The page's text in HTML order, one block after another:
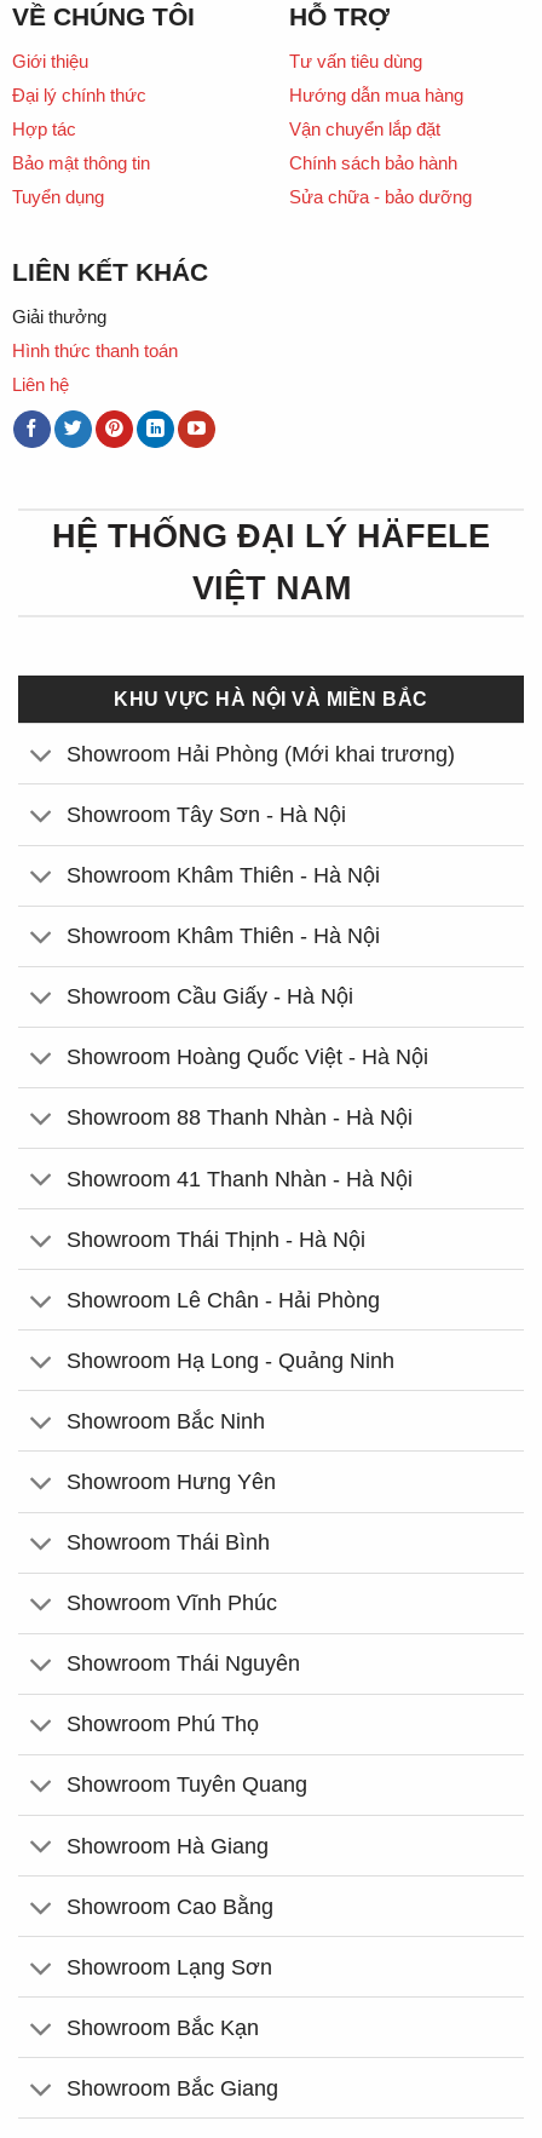
VỀ CHÚNG TÔI
Giới thiệu
Đại lý chính thức
Hợp tác
Bảo mật thông tin
Tuyển dụng
HỖ TRỢ
Tư vấn tiêu dùng
Hướng dẫn mua hàng
Vận chuyển lắp đặt
Chính sách bảo hành
Sửa chữa - bảo dưỡng
LIÊN KẾT KHÁC
Giải thưởng
Hình thức thanh toán
Liên hệ
HỆ THỐNG ĐẠI LÝ HÄFELE
VIỆT NAM
KHU VỰC HÀ NỘI VÀ MIỀN BẮC
Showroom Hải Phòng (Mới khai trương)
Showroom Tây Sơn - Hà Nội
Showroom Khâm Thiên - Hà Nội
Showroom Khâm Thiên - Hà Nội
Showroom Cầu Giấy - Hà Nội
Showroom Hoàng Quốc Việt - Hà Nội
Showroom 88 Thanh Nhàn - Hà Nội
Showroom 41 Thanh Nhàn - Hà Nội
Showroom Thái Thịnh - Hà Nội
Showroom Lê Chân - Hải Phòng
Showroom Hạ Long - Quảng Ninh
Showroom Bắc Ninh
Showroom Hưng Yên
Showroom Thái Bình
Showroom Vĩnh Phúc
Showroom Thái Nguyên
Showroom Phú Thọ
Showroom Tuyên Quang
Showroom Hà Giang
Showroom Cao Bằng
Showroom Lạng Sơn
Showroom Bắc Kạn
Showroom Bắc Giang